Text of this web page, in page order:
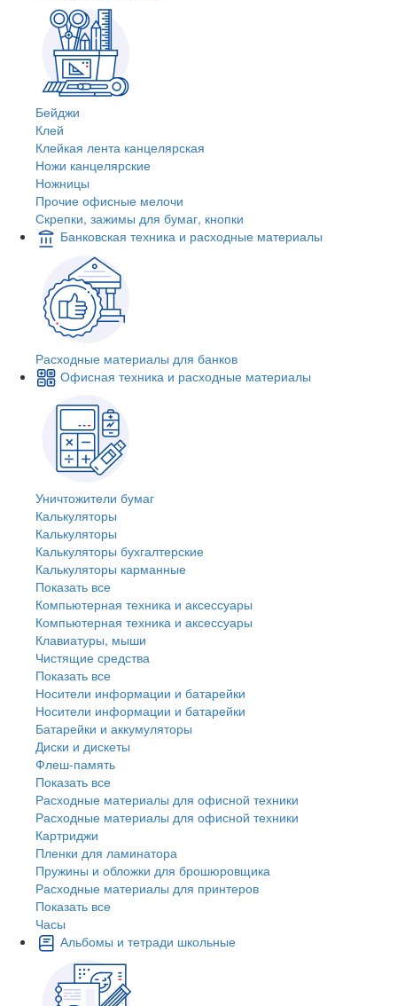
Бейджи
Клей
Клейкая лента канцелярская
Ножи канцелярские
Ножницы
Прочие офисные мелочи
Скрепки, зажимы для бумаг, кнопки
Банковская техника и расходные материалы
Расходные материалы для банков
Офисная техника и расходные материалы
Уничтожители бумаг
Калькуляторы
Калькуляторы
Калькуляторы бухгалтерские
Калькуляторы карманные
Показать все
Компьютерная техника и аксессуары
Компьютерная техника и аксессуары
Клавиатуры, мыши
Чистящие средства
Показать все
Носители информации и батарейки
Носители информации и батарейки
Батарейки и аккумуляторы
Диски и дискеты
Флеш-память
Показать все
Расходные материалы для офисной техники
Расходные материалы для офисной техники
Картриджи
Пленки для ламинатора
Пружины и обложки для брошюровщика
Расходные материалы для принтеров
Показать все
Часы
Альбомы и тетради школьные